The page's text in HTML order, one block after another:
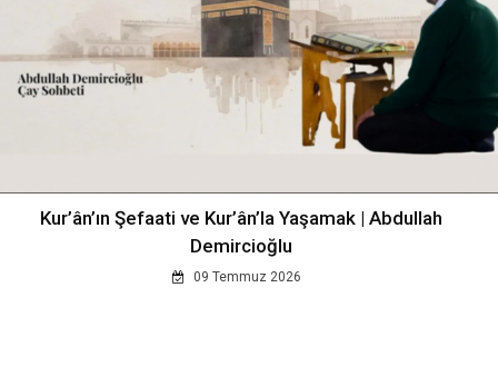
Kur’ân’ın Şefaati ve Kur’ân’la Yaşamak | Abdullah
Demircioğlu
09 Temmuz 2026